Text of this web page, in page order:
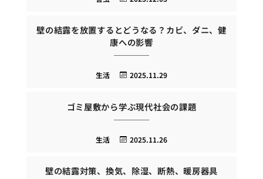
壁の結露を放置するとどうなる？カビ、ダニ、健
康への影響
2025.11.29
生活
ゴミ屋敷から学ぶ現代社会の課題
2025.11.26
生活
壁の結露対策、換気、除湿、断熱、暖房器具